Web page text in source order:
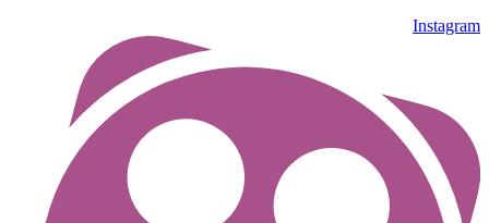
Instagram